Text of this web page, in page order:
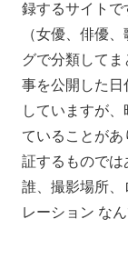
録するサイトで
（女優、俳優
グで分類して
事を公開した日
していますが
ていることが
証するものでは
誰、撮影場所、
レーション な